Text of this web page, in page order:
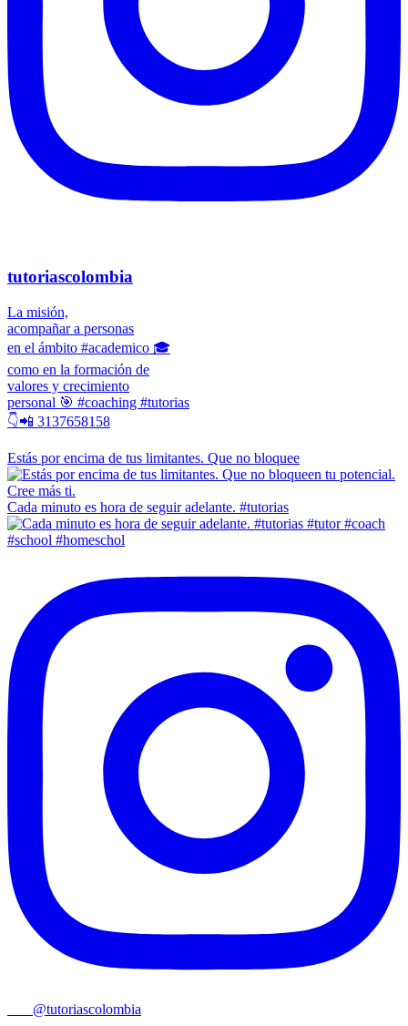
tutoriascolombia
La misión,
acompañar a personas
en el ámbito #academico 🎓
como en la formación de
valores y crecimiento
personal 🎯 #coaching #tutorias
👇📲 3137658158
Estás por encima de tus limitantes. Que no bloquee
Cada minuto es hora de seguir adelante. #tutorias
@tutoriascolombia